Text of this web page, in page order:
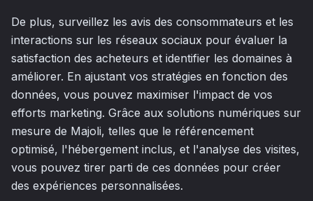
De plus, surveillez les avis des consommateurs et les
interactions sur les réseaux sociaux pour évaluer la
satisfaction des acheteurs et identifier les domaines à
améliorer. En ajustant vos stratégies en fonction des
données, vous pouvez maximiser l'impact de vos
efforts marketing. Grâce aux solutions numériques sur
mesure de Majoli, telles que le référencement
optimisé, l'hébergement inclus, et l'analyse des visites,
vous pouvez tirer parti de ces données pour créer
des expériences personnalisées.